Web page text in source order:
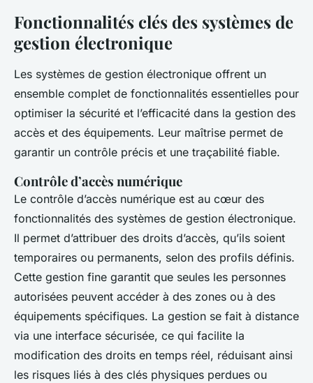
Fonctionnalités clés des systèmes de
gestion électronique
Les systèmes de gestion électronique offrent un
ensemble complet de fonctionnalités essentielles pour
optimiser la sécurité et l’efficacité dans la gestion des
accès et des équipements. Leur maîtrise permet de
garantir un contrôle précis et une traçabilité fiable.
Contrôle d’accès numérique
Le contrôle d’accès numérique est au cœur des
fonctionnalités des systèmes de gestion électronique.
Il permet d’attribuer des droits d’accès, qu’ils soient
temporaires ou permanents, selon des profils définis.
Cette gestion fine garantit que seules les personnes
autorisées peuvent accéder à des zones ou à des
équipements spécifiques. La gestion se fait à distance
via une interface sécurisée, ce qui facilite la
modification des droits en temps réel, réduisant ainsi
les risques liés à des clés physiques perdues ou